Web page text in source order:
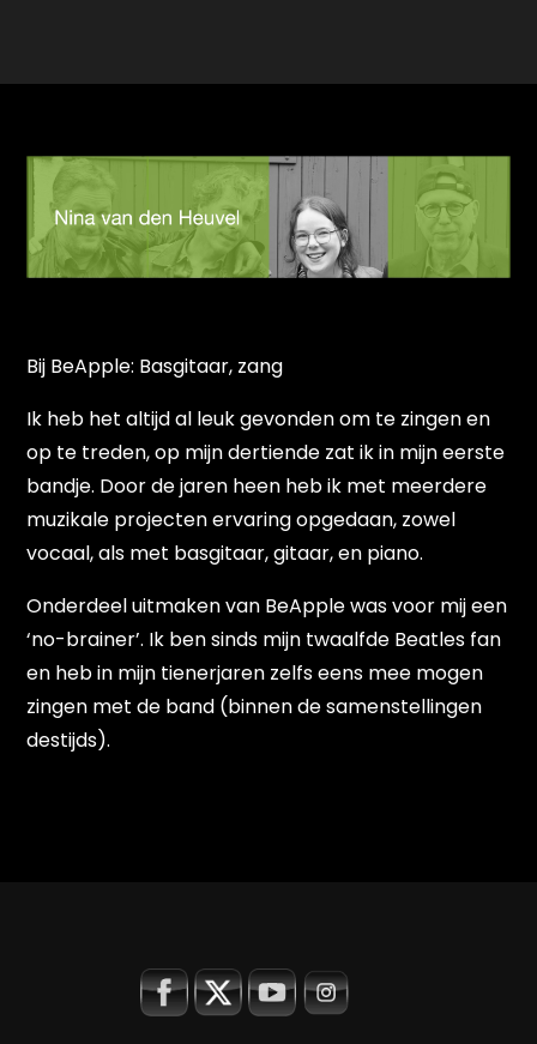
Bij BeApple: Basgitaar, zang
Ik heb het altijd al leuk gevonden om te zingen en
op te treden, op mijn dertiende zat ik in mijn eerste
bandje. Door de jaren heen heb ik met meerdere
muzikale projecten ervaring opgedaan, zowel
vocaal, als met basgitaar, gitaar, en piano.
Onderdeel uitmaken van BeApple was voor mij een
‘no-brainer’. Ik ben sinds mijn twaalfde Beatles fan
en heb in mijn tienerjaren zelfs eens mee mogen
zingen met de band (binnen de samenstellingen
destijds).